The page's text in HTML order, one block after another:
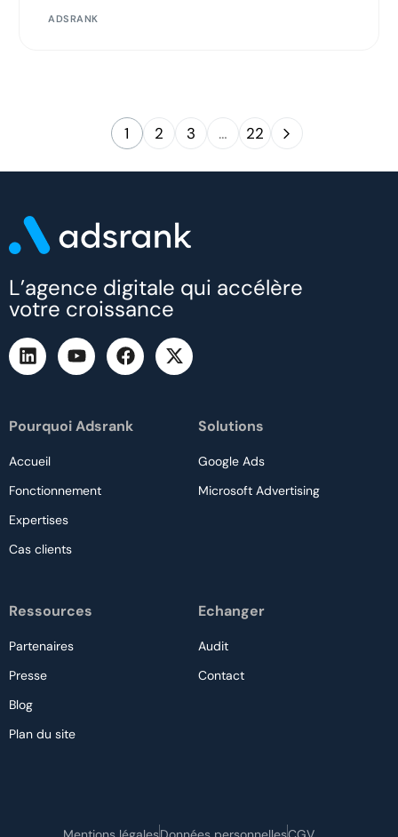
ADSRANK
1 2 3 … 22
L’agence digitale qui accélère
votre croissance
Pourquoi Adsrank
Accueil
Fonctionnement
Expertises
Cas clients
Solutions
Google Ads
Microsoft Advertising
Ressources
Partenaires
Presse
Blog
Plan du site
Echanger
Audit
Contact